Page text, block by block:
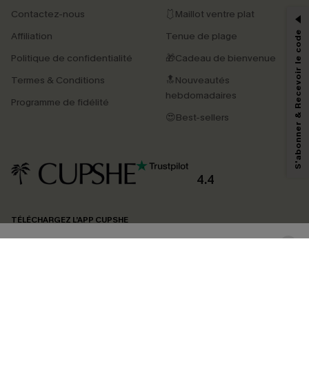
Contactez-nous
Affiliation
Politique de confidentialité
Termes & Conditions
Programme de fidélité
🩱Maillot ventre plat
Tenue de plage
🎁Cadeau de bienvenue
🔝Nouveautés
hebdomadaires
😍Best-sellers
4.4
TÉLÉCHARGEZ L’APP CUPSHE
-15% dès 2 Achetés par E-mail
En soumettant votre adresse e-mail, vous acceptez de recevoir des e-mails
marketing (y compris du contenu généré par l'IA) de Cupshe et
reconnaissez avoir pris connaissance de nos
pouvons utiliser les données collectées sur notre site ainsi que des
produits susceptibles de vous intéresser, conformément à notre
Politique de
confidentialité
. Vous pouvez vous désabonner à tout moment.
S'abonner & Recevoir le code